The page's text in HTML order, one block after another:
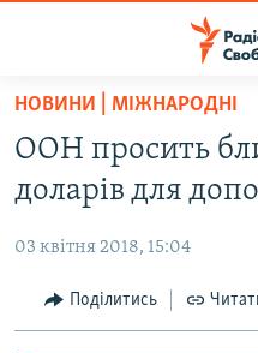
Перейти
основного
матеріалу
Перейти
до
навігації
Перейти
РАДІО СВОБОДА – 70
ВСЕ ЗА ДОБУ
СТАТТІ
ПОЛІТИКА
ЕКОНОМІКА
ВІЙНА
РОСІЙСЬКА «ФІЛЬТРАЦІЯ»
НОВИНИ | МІЖНАРОДНІ
ООН просить
доларів для
03 квітня 2018, 15:04
Поділитись